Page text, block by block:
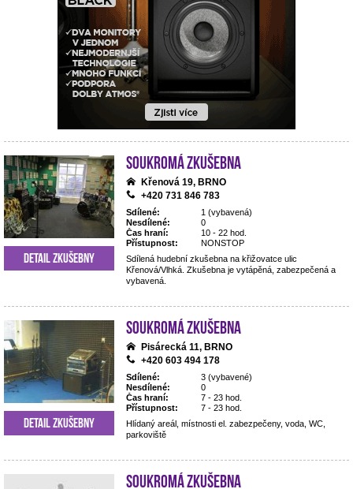
Soukromá zkušebna
Křenová 19, BRNO
+420 731 846 783
Sdílené:
1 (vybavená)
Nesdílené:
0
Čas hraní:
10 - 22 hod.
Přístupnost:
NONSTOP
Sdílená hudební zkušebna na křižovatce ulic
Křenová/Vlhká. Zkušebna je vytápěná, zabezpečená a
vybavená.
Detail zkušebny
Soukromá zkušebna
Pisárecká 11, BRNO
+420 603 494 178
Sdílené:
3 (vybavené)
Nesdílené:
0
Čas hraní:
7 - 23 hod.
Přístupnost:
7 - 23 hod.
Hlídaný areál, místnosti el. zabezpečeny, voda, WC,
parkoviště
Detail zkušebny
Soukromá zkušebna